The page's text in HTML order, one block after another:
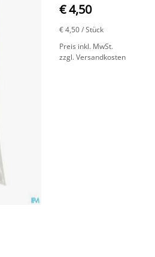
€ 4,50
€ 4,50/ Stück
Preis inkl. MwSt.
zzgl. Versandkosten